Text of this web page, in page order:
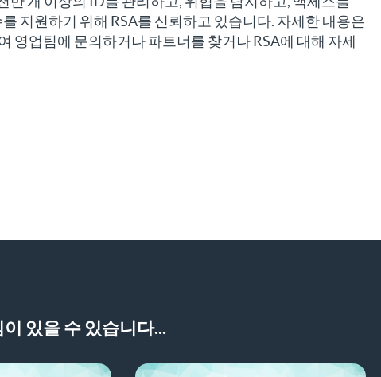
지원하기 위해 RSA를 신뢰하고 있습니다. 자세한 내용은
영업팀에 문의하거나 파트너를 찾거나 RSA에 대해 자세
있을 수 있습니다...